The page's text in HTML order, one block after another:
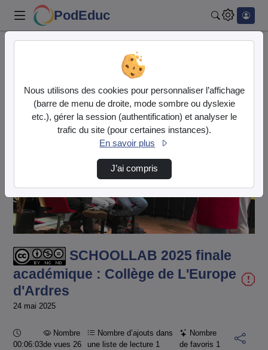
PodEduc
SCHOOLLAB 2025 finale académique : Collège d…
Lire
la
vidéo
SCHOOLLAB 2025 finale
académique : Collège de L'Europe
d'Ardres
24 mai 2025
Durée :
00:06:03
Nombre
de vues 26
Nombre d’ajouts dans
une liste de lecture 1
Nombre
de favoris 1
Nous utilisons des cookies pour personnaliser l’affichage
(barre de menu de droite, mode sombre ou dyslexie
etc.), gérer la session (authentification) et analyser le
trafic du site (pour certaines instances).
En savoir plus
J’ai compris